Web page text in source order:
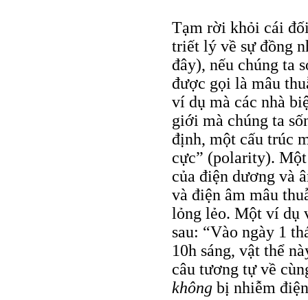
Tạm rời khỏi cái
triết lý về sự đồng
đây), nếu chúng ta
được gọi là mâu
ví dụ mà các nhà
giới mà chúng ta
định, một cấu trúc
cực” (polarity).
của điện dương và
và điện âm mâu
lỏng lẻo. Một ví dụ
sau: “Vào ngày 1
10h sáng, vật thể
câu tương tự về
không bị nhiễm